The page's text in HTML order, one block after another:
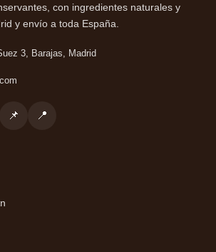
con ingredientes naturales y
y envío a toda España.
3, Barajas, Madrid
📌 📍